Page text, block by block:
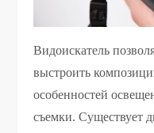
Видоискатель
выстроить
особенностей
съемки. Существует